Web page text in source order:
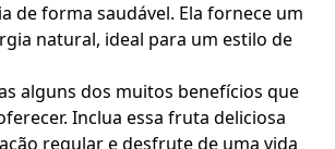
de forma saudável. Ela fornece um
natural, ideal para um estilo de
alguns dos muitos benefícios que
Inclua essa fruta deliciosa
regular e desfrute de uma vida